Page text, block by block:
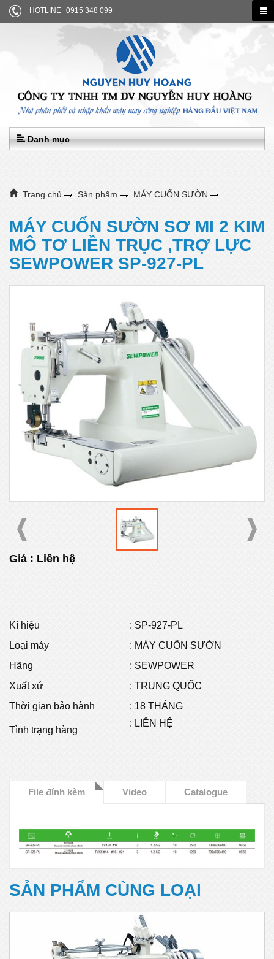
HOTLINE 0915 348 099
Danh mục
Trang chủ Sản phẩm MÁY CUỐN SƯỜN
MÁY CUỐN SƯỜN SƠ MI 2 KIM MÔ TƠ LIỀN TRỤC ,TRỢ LỰC
SEWPOWER SP-927-PL
MÁY CUỐN SƯỜN SƠ MI 2 KIM
MÔ TƠ LIỀN TRỤC ,TRỢ LỰC
SEWPOWER SP-927-PL
Giá : Liên hệ
Kí hiệu : SP-927-PL
Loại máy
: MÁY CUỐN SƯỜN
Hãng
: SEWPOWER
Xuất xứ
: TRUNG QUỐC
Thời gian bảo hành
: 18 THÁNG
Tình trạng hàng
: LIÊN HỆ
File đính kèm Video Catalogue
SẢN PHẨM CÙNG LOẠI